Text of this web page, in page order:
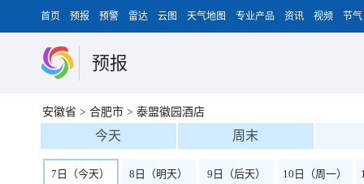
首页 预报 预警 雷达 云图 天气地图 专业产品 资讯 视频 节气
预报
安徽省 > 合肥市 > 泰盟徽园酒店
今天 周末
7日（今天） 8日（明天） 9日（后天） 10日（周一）